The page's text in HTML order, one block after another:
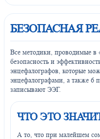
БЕЗОПАСНАЯ
Все методики, проводимые в
безопасность и
энцефалографов, которые
энцефалографами, а также 6
записывают ЭЭГ.
ЧТО ЭТО
А то, что при малейшем